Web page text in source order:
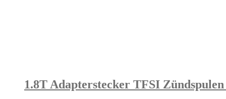
1.8T Adapterstecker TFSI